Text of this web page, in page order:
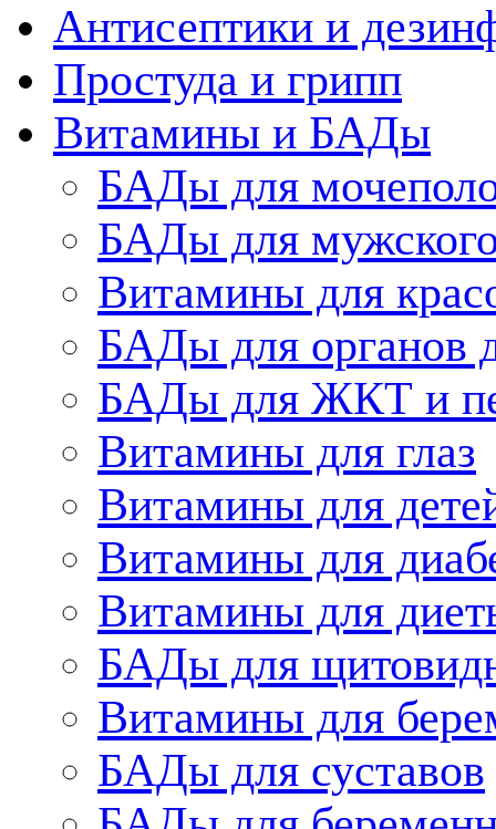
Антисептики и
Простуда и грипп
Витамины и БАДы
БАДы для
БАДы для
Витамины для
БАДы для органов
БАДы для ЖКТ и
Витамины для глаз
Витамины для
Витамины для
Витамины для
БАДы для
Витамины для
БАДы для суставов